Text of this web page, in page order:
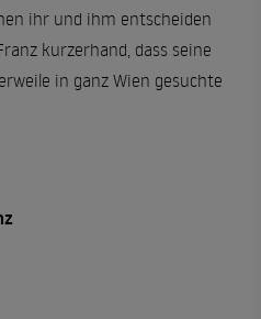
ihr und ihm entscheiden
kurzerhand, dass seine
in ganz Wien gesuchte